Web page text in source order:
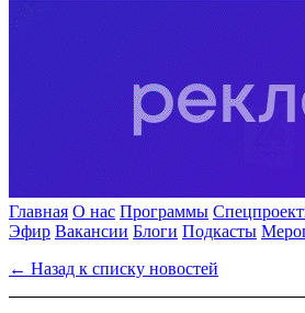
Главная О нас Программы
Эфир Вакансии Блоги Подкасты
← Назад к списку новостей